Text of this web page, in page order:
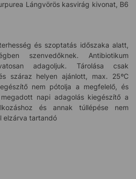
Lángvörös kasvirág kivonat, B6
és szoptatás időszaka alatt,
szenvedőknek. Antibiotikum
adagoljuk. Tárolása csak
száraz helyen ajánlott, max. 25ºC
nem pótolja a megfelelő, és
napi adagolás kiegészítő a
és annak túllépése nem
elzárva tartandó